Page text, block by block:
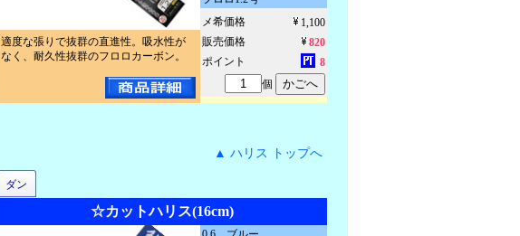
適度な張りで抜群の直進性。吸水性が
なく、耐久性抜群のフロロカーボン。
メ希価格
1,100
販売価格
820
ポイント
8
個
▲ ハリス トップへ
ダン
☆カットハリス(16cm)